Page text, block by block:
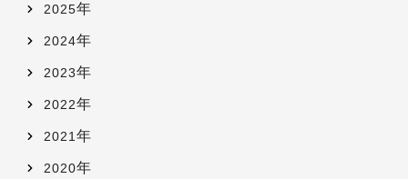
2025年
2024年
2023年
2022年
2021 年
2020年